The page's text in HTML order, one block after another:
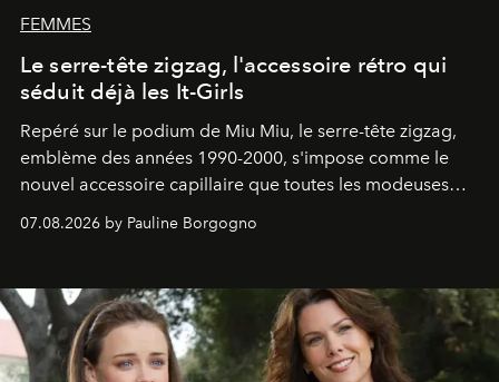
FEMMES
Le serre-tête zigzag, l'accessoire rétro qui
séduit déjà les It-Girls
Repéré sur le podium de Miu Miu, le serre-tête zigzag,
emblème des années 1990-2000, s'impose comme le
nouvel accessoire capillaire que toutes les modeuses
07.08.2026 by Pauline Borgogno